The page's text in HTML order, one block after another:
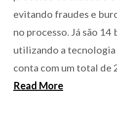
evitando fraudes e
no processo. Já são
utilizando a tecnologia
conta com um total de
Read More